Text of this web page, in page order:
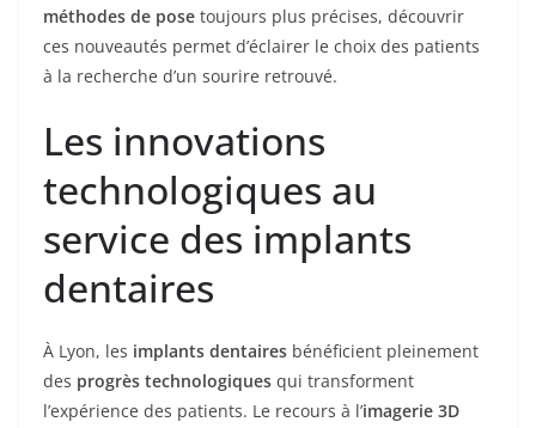
méthodes de pose toujours plus précises, découvrir
ces nouveautés permet d’éclairer le choix des patients
à la recherche d’un sourire retrouvé.
Les innovations
technologiques au
service des implants
dentaires
À Lyon, les implants dentaires bénéficient pleinement
des progrès technologiques qui transforment
l’expérience des patients. Le recours à l’imagerie 3D